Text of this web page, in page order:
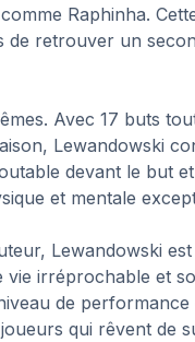
Raphinha.
de retrouver un
Avec 17 buts
Lewandowski
devant le but
et mentale
Lewandowski
vie irréprochable et
de
qui rêvent de